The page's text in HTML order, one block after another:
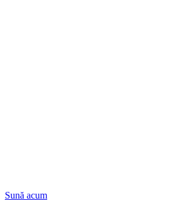
Sună acum